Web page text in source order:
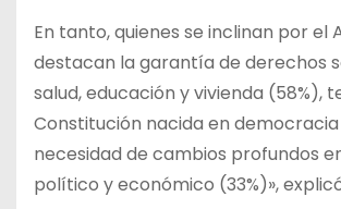
En tanto, quienes se inclinan por el
destacan la garantía de derechos
salud, educación y vivienda (58%),
Constitución nacida en
necesidad de cambios profundos
político y económico (33%)»,